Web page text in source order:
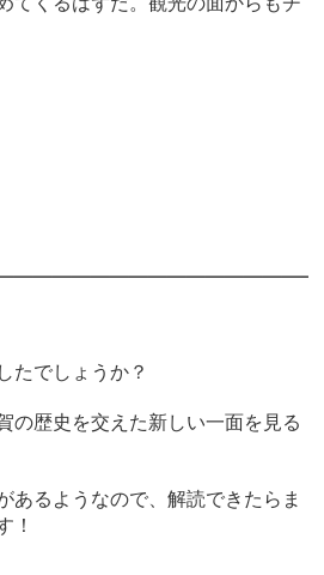
たでしょうか？
の歴史を交えた新しい一面を見る
あるようなので、解読できたらま
！